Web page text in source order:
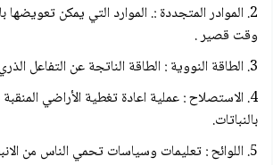
2. الموادر المتجددة :. الموارد التي يمكن تعويضها
وقت قصير .
3. الطاقة النووية : الطاقة الناتجة عن التفاعل الذري
4. الاستصلاح : عملية اعادة تغطية الأراضي المنقبة
بالنباتات.
5. اللوائح : تعليمات وسياسات تحمي الناس من الانبعاثات النووية .